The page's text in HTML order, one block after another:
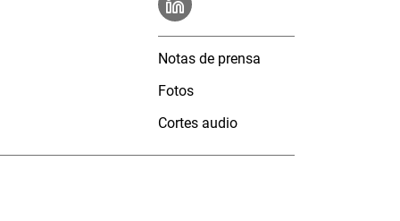
Notas de prensa
Fotos
Cortes audio